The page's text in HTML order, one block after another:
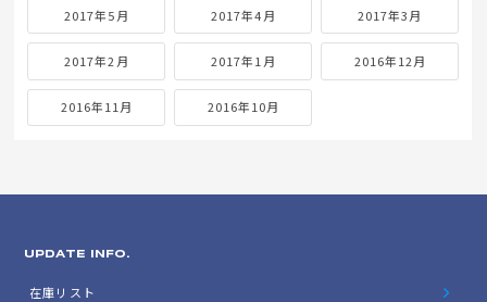
2017年5月 2017年4月 2017年3月
2017年2月 2017年1月 2016年12月
2016年11月 2016年10月
UPDATE INFO.
在庫リスト